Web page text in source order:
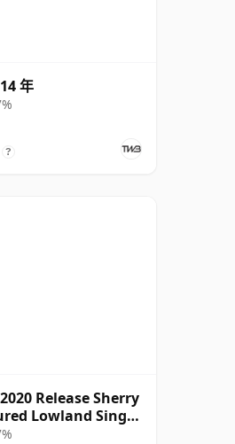
年
?
Release Sherry
Lowland Single